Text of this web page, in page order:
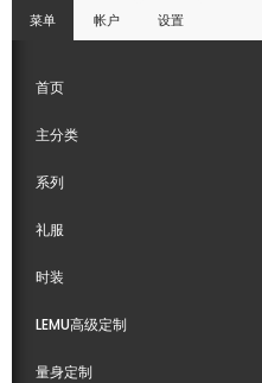
菜单 帐户 设置
首页
主分类
系列
礼服
时装
LEMU高级定制
量身定制